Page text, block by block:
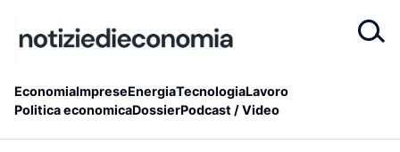
EconomiaImpreseEnergiaTecnologiaLavoro
Politica economicaDossierPodcast / Video